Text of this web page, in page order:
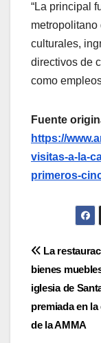
“La principal
culturales,
directivos de
como
Fuente
https://
visitas-a-la-
primeros-
de
La
bienes
iglesia de
premiada en la
de la AMMA